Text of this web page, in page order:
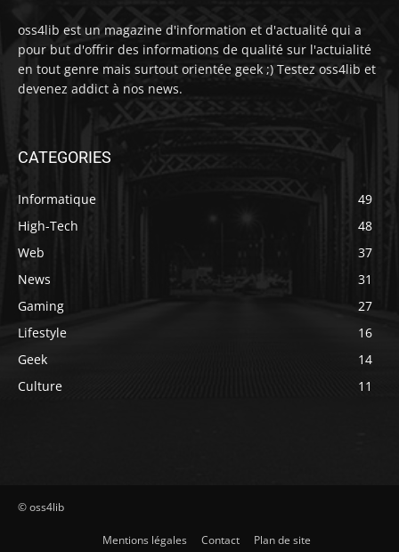
oss4lib est un magazine d'information et d'actualité qui a
pour but d'offrir des informations de qualité sur l'actuialité
en tout genre mais surtout orientée geek ;) Testez oss4lib et
devenez addict à nos news.
CATEGORIES
Informatique
49
High-Tech
48
Web
37
News
31
Gaming
27
Lifestyle
16
Geek
14
Culture
11
© oss4lib
Mentions légales Contact Plan de site